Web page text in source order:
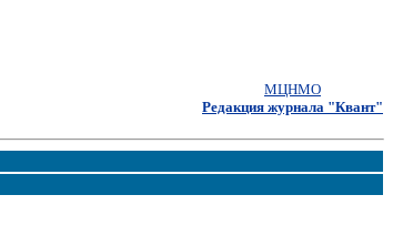
МЦНМО
Редакция журнала "Квант"